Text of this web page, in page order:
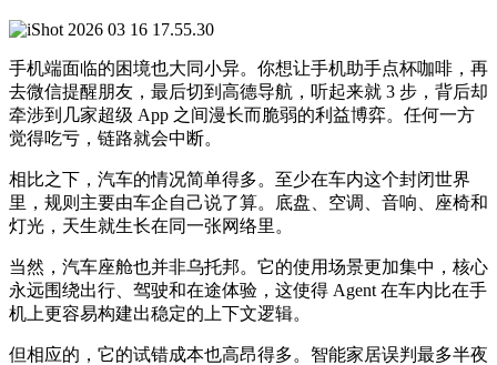
手机端面临的困境也大同小异。你想让手机助手点杯咖啡，再
去微信提醒朋友，最后切到高德导航，听起来就 3 步，背后却
牵涉到几家超级 App 之间漫长而脆弱的利益博弈。任何一方
觉得吃亏，链路就会中断。
相比之下，汽车的情况简单得多。至少在车内这个封闭世界
里，规则主要由车企自己说了算。底盘、空调、音响、座椅和
灯光，天生就生长在同一张网络里。
当然，汽车座舱也并非乌托邦。它的使用场景更加集中，核心
永远围绕出行、驾驶和在途体验，这使得 Agent 在车内比在手
机上更容易构建出稳定的上下文逻辑。
但相应的，它的试错成本也高昂得多。智能家居误判最多半夜